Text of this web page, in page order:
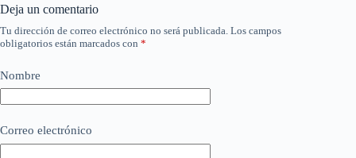
Deja un comentario
Tu dirección de correo electrónico no será publicada. Los campos
obligatorios están marcados con *
Nombre
Correo electrónico